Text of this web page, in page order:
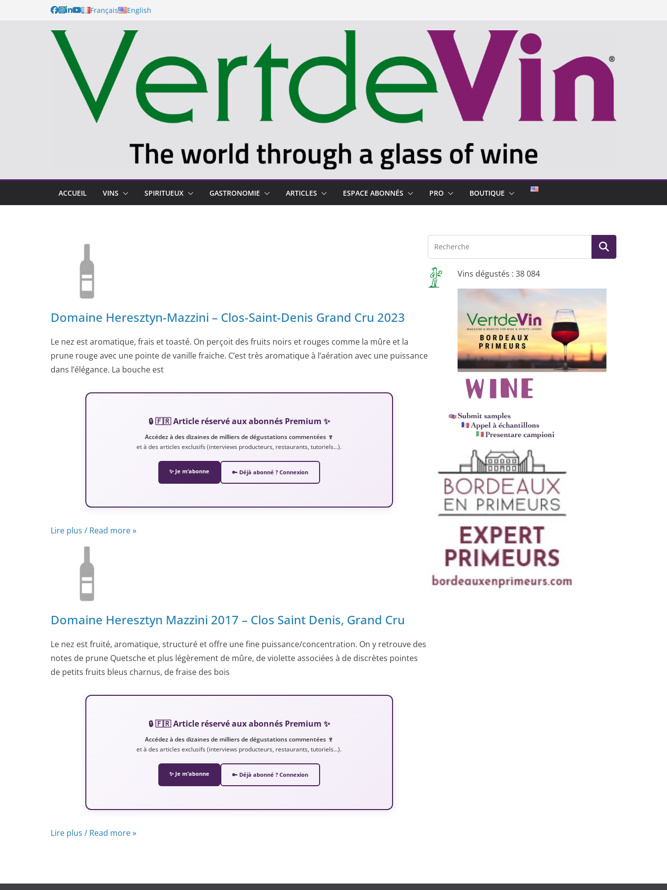
Français English
ACCUEIL VINS SPIRITUEUX GASTRONOMIE ARTICLES ESPACE ABONNÉS PRO BOUTIQUE
Domaine Heresztyn-Mazzini – Clos-Saint-Denis Grand Cru 2023
Le nez est aromatique, frais et toasté. On perçoit des fruits noirs et rouges comme la mûre et la
prune rouge avec une pointe de vanille fraiche. C’est très aromatique à l’aération avec une puissance
dans l’élégance. La bouche est
🔒 🇫🇷 Article réservé aux abonnés Premium ✨
Accédez à des dizaines de milliers de dégustations commentées 🍷
et à des articles exclusifs (interviews producteurs, restaurants, tutoriels…).
✨ Je m’abonne 🔑 Déjà abonné ? Connexion
Lire plus / Read more »
Domaine Heresztyn Mazzini 2017 – Clos Saint Denis, Grand Cru
Le nez est fruité, aromatique, structuré et offre une fine puissance/concentration. On y retrouve des
notes de prune Quetsche et plus légèrement de mûre, de violette associées à de discrètes pointes
de petits fruits bleus charnus, de fraise des bois
🔒 🇫🇷 Article réservé aux abonnés Premium ✨
Accédez à des dizaines de milliers de dégustations commentées 🍷
et à des articles exclusifs (interviews producteurs, restaurants, tutoriels…).
✨ Je m’abonne 🔑 Déjà abonné ? Connexion
Lire plus / Read more »
Vins dégustés : 38 084